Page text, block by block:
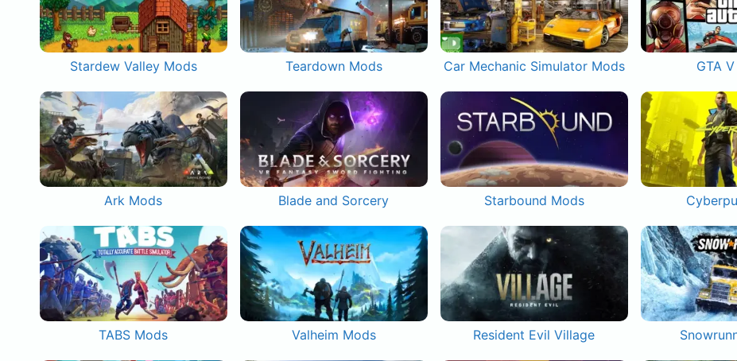
Stardew Valley Mods Teardown Mods Car Mechanic Simulator Mods GTA
Ark Mods Blade and Sorcery Starbound Mods
TABS Mods Valheim Mods Resident Evil Village